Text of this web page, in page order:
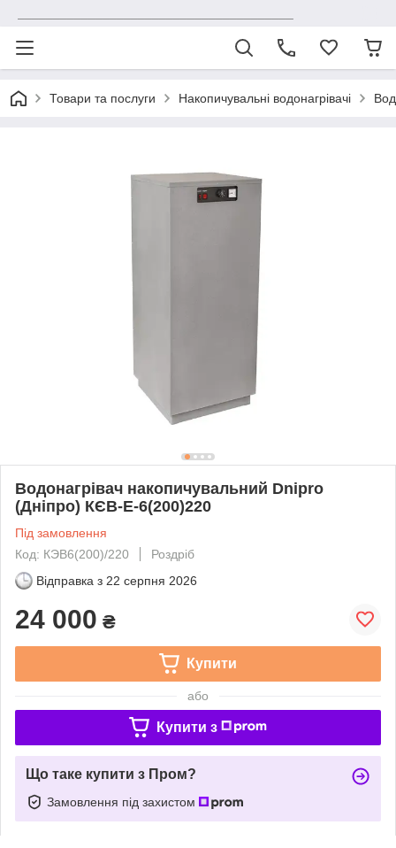
Товари та послуги Накопичувальні водонагрівачі
Водонагрівач накопичувальний Dnipro
(Дніпро) КЄВ-Е-6(200)220
Під замовлення
Код: КЭВ6(200)/220
Роздріб
Відправка з 22 серпня 2026
24 000 ₴
Купити
або
Купити з
Що таке купити з Пром?
Замовлення під захистом